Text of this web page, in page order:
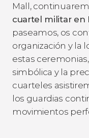
Mall,
cuartel militar en
paseamos, os
organización y la
estas
simbólica y la
cuarteles
los guardias
movimientos